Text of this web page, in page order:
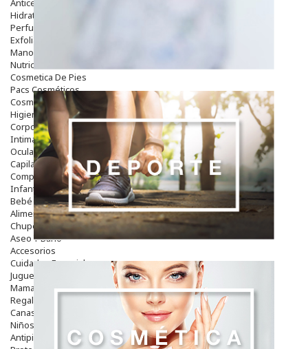
Hidratantes Corporales
Perfumes Y Colonias
Exfoliantes Corporales
Manos Y Uñas
Nutricosmética
Cosmetica De Pies
Pacs Cosméticos
Cosmetica Facial Piel Sensible
Higiene
Corporal
Intima
Ocular
Capilar
Complementos
Infantil
Bebé
Alimentación Y Complementos
Chupetes Y Mordedores
Aseo Y Baño
Accesorios
Cuidados Especiales
Juguetes
Mama
Regalos
Canastilla
Niños
Antipiojos